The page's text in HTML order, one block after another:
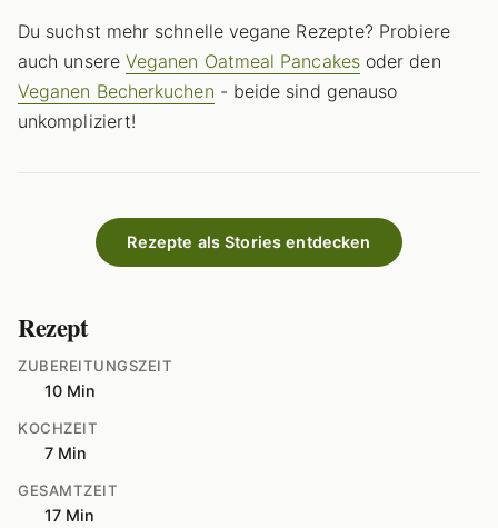
Du suchst mehr schnelle vegane Rezepte? Probiere
auch unsere Veganen Oatmeal Pancakesoder den
Veganen Becherkuchen - beide sind genauso
unkompliziert!
Rezepte als Stories entdecken
Rezept
ZUBEREITUNGSZEIT
10 Min
KOCHZEIT
7 Min
GESAMTZEIT
17 Min